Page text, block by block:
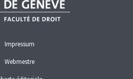
Impressum
Webmestre